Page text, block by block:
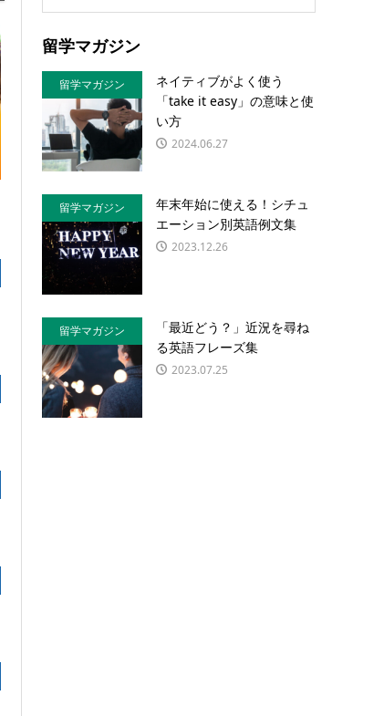
留学マガジン
留学マガジン
ネイティブがよく使う
「take it easy」の意味と使
い方
2024.06.27
留学マガジン
年末年始に使える！シチュ
エーション別英語例文集
2023.12.26
留学マガジン
「最近どう？」近況を尋ね
る英語フレーズ集
2023.07.25